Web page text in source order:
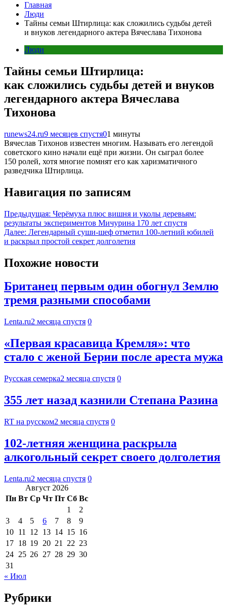
Главная
Люди
Тайны семьи Штирлица: как сложились судьбы детей
и внуков легендарного актера Вячеслава Тихонова
Люди
Тайны семьи Штирлица:
как сложились судьбы детей и внуков
легендарного актера Вячеслава
Тихонова
runews24.ru9 месяцев спустя01 минуты
Вячеслав Тихонов известен многим. Называть его легендой
советского кино начали ещё при жизни. Он сыграл более
150 ролей, хотя многие помнят его как харизматичного
разведчика Штирлица.
Навигация по записям
Предыдущая: Черёмуха плюс вишня и уколы деревьям:
результаты экспериментов Мичурина 170 лет спустя
Далее: Легендарный суши-шеф отметил 100-летний юбилей
и раскрыл простой секрет долголетия
Похожие новости
Британец первым один обогнул Землю
тремя разными способами
Lenta.ru2 месяца спустя 0
«Первая красавица Кремля»: что
стало с женой Берии после ареста мужа
Русская семерка2 месяца спустя 0
355 лет назад казнили Степана Разина
RT на русском2 месяца спустя 0
102-летняя женщина раскрыла
алкогольный секрет своего долголетия
Lenta.ru2 месяца спустя 0
Август 2026
Пн Вт Ср Чт Пт Сб Вс
1
2
3
4 5 6 7 8
9
10 11 12 13 14 15 16
17 18 19 20 21 22 23
24 25 26 27 28 29 30
31
« Июл
Рубрики